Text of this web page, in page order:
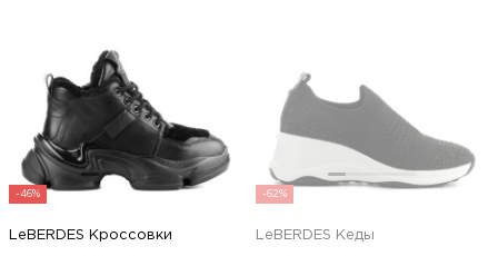
-46%
LeBERDES Кроссовки
-62%
LeBERDES Кеды